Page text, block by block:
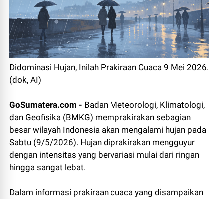
Didominasi Hujan, Inilah Prakiraan Cuaca 9 Mei 2026.
(dok, AI)
GoSumatera.com - Badan Meteorologi, Klimatologi,
dan Geofisika (BMKG) memprakirakan sebagian
besar wilayah Indonesia akan mengalami hujan pada
Sabtu (9/5/2026). Hujan diprakirakan mengguyur
dengan intensitas yang bervariasi mulai dari ringan
hingga sangat lebat.
Dalam informasi prakiraan cuaca yang disampaikan